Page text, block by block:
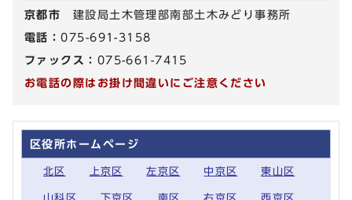
京都市 建設局土木管理部南部土木みどり事務所
電話：075-691-3158
ファックス： 075-661-7415
お電話の際はお掛け間違いにご注意ください
区役所ホームページ
北区 上京区 左京区 中京区 東山区